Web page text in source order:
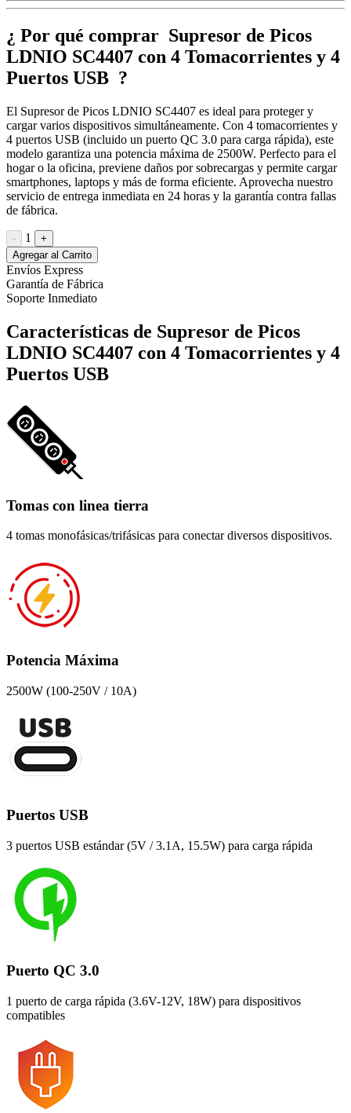
¿ Por qué comprar Supresor de Picos
LDNIO SC4407 con 4 Tomacorrientes y 4
Puertos USB ?
El Supresor de Picos LDNIO SC4407 es ideal para proteger y
cargar varios dispositivos simultáneamente. Con 4 tomacorrientes y
4 puertos USB (incluido un puerto QC 3.0 para carga rápida), este
modelo garantiza una potencia máxima de 2500W. Perfecto para el
hogar o la oficina, previene daños por sobrecargas y permite cargar
smartphones, laptops y más de forma eficiente. Aprovecha nuestro
servicio de entrega inmediata en 24 horas y la garantía contra fallas
de fábrica.
- 1
+
Agregar al Carrito
Envíos Express
Garantía de Fábrica
Soporte Inmediato
Características de Supresor de Picos
LDNIO SC4407 con 4 Tomacorrientes y 4
Puertos USB
Tomas con linea tierra
4 tomas monofásicas/trifásicas para conectar diversos dispositivos.
Potencia Máxima
2500W (100-250V / 10A)
Puertos USB
3 puertos USB estándar (5V / 3.1A, 15.5W) para carga rápida
Puerto QC 3.0
1 puerto de carga rápida (3.6V-12V, 18W) para dispositivos
compatibles